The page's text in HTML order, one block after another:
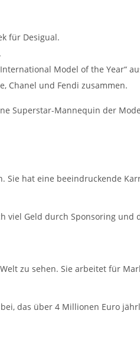
für Desigual.
Model of the Year“
Chanel und Fendi zusammen.
Superstar-Mannequin der
Sie hat eine beeindruckende
Geld durch Sponsoring und
zu sehen. Sie arbeitet für
das über 4 Millionen Euro